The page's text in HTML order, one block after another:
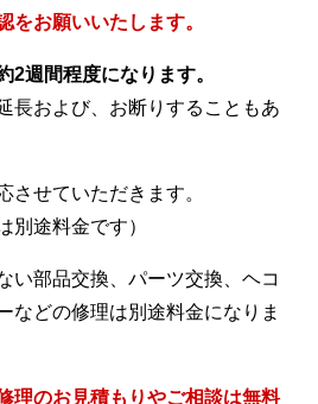
をお願いいたします。
週間程度になります。
長および、お断りすることもあ
させていただきます。
別途料金です）
い部品交換、パーツ交換、ヘコ
などの修理は別途料金になりま
理のお見積もりやご相談は無料